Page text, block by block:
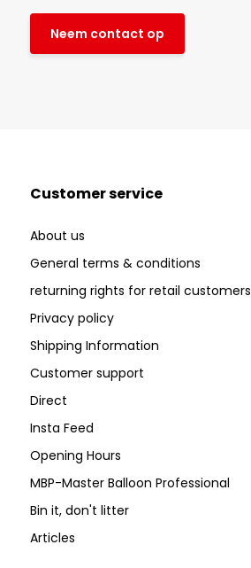
Neem contact op
Customer service
About us
General terms & conditions
returning rights for retail customers
Privacy policy
Shipping Information
Customer support
Direct
Insta Feed
Opening Hours
MBP-Master Balloon Professional
Bin it, don't litter
Articles